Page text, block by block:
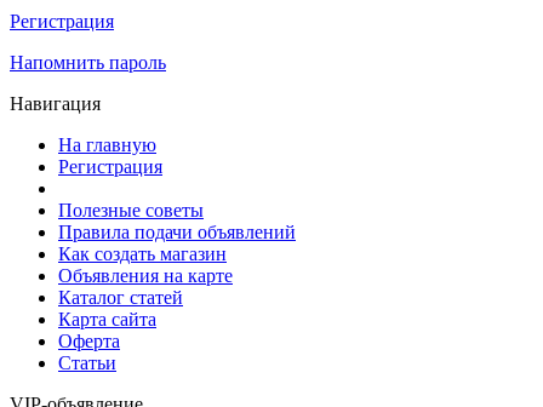
Регистрация
Напомнить пароль
Навигация
На главную
Регистрация
Полезные советы
Правила подачи объявлений
Как создать магазин
Объявления на карте
Каталог статей
Карта сайта
Оферта
Статьи